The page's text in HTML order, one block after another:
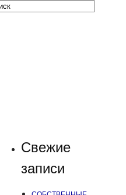
Свежие
записи